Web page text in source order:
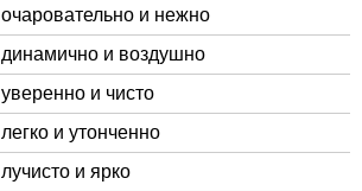
очаровательно и нежно
динамично и воздушно
уверенно и чисто
легко и утонченно
лучисто и ярко